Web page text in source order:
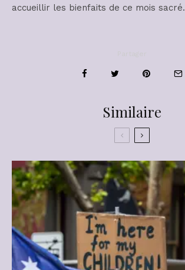
accueillir les bienfaits de ce mois sacré.
Similaire